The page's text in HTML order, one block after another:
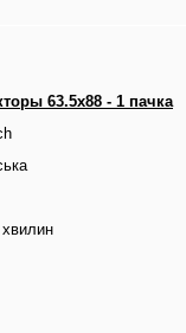
63.5x88 - 1 пачка